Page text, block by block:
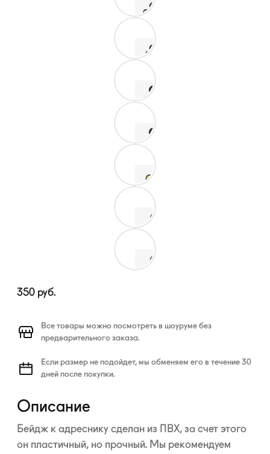
350 руб.
Все товары можно посмотреть в шоуруме без
предварительного заказа.
Если размер не подойдет, мы обменяем его в течение 30
дней после покупки.
Описание
Бейдж к адреснику сделан из ПВХ, за счет этого
он пластичный, но прочный. Мы рекомендуем